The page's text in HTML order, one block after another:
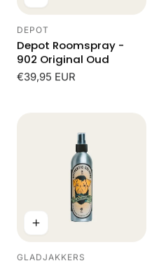
Leverancier:
DEPOT
Depot Roomspray -
902 Original Oud
Normale
€39,95 EUR
Leverancier:
GLADJAKKERS